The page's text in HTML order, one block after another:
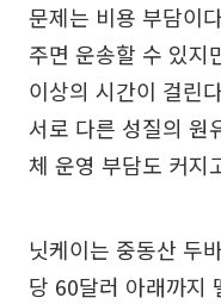
문제는 비용 부담이
주면 운송할 수 있지
이상의 시간이 걸린
서로 다른 성질의 원
체 운영 부담도 커지
닛케이는 중동산 두
당 60달러 아래까지